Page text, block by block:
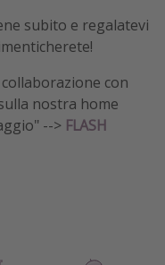
subito e regalatevi
con
nostra home
--> FLASH